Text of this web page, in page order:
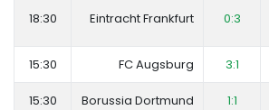
18:30 Eintracht Frankfurt 0:3
15:30 FC Augsburg 3:1
15:30 Borussia Dortmund 1:1